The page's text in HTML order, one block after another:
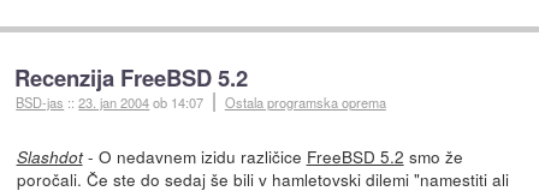
Recenzija FreeBSD 5.2
BSD-jas ::23. jan 2004ob 14:07 Ostala programska oprema
Slashdot- O nedavnem izidu različice FreeBSD 5.2 smo že
poročali. Če ste do sedaj še bili v hamletovski dilemi "namestiti ali